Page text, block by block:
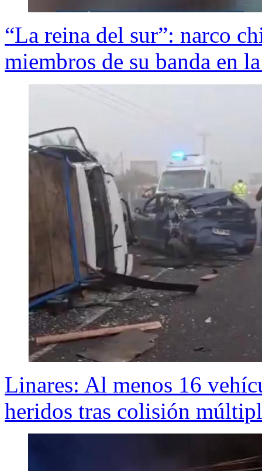
“La reina del sur”: narco
miembros de su banda en
Linares: Al menos 16
heridos tras colisión